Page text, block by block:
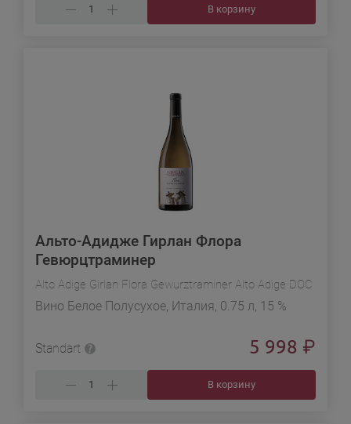
В корзину
Альто-Адидже Гирлан Флора
Гевюрцтраминер
Alto Adige Girlan Flora Gewurztraminer Alto Adige DOC
Вино Белое Полусухое, Италия, 0.75 л, 15 %
Standart 5 998 ₽
В корзину